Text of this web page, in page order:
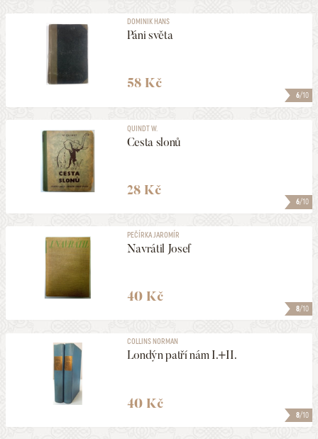
6/10
DOMINIK HANS
Páni světa
58 Kč
6/10
QUINDT W.
Cesta slonů
28 Kč
8/10
PEČÍRKA JAROMÍR
Navrátil Josef
40 Kč
8/10
COLLINS NORMAN
Londýn patří nám I.+II.
40 Kč